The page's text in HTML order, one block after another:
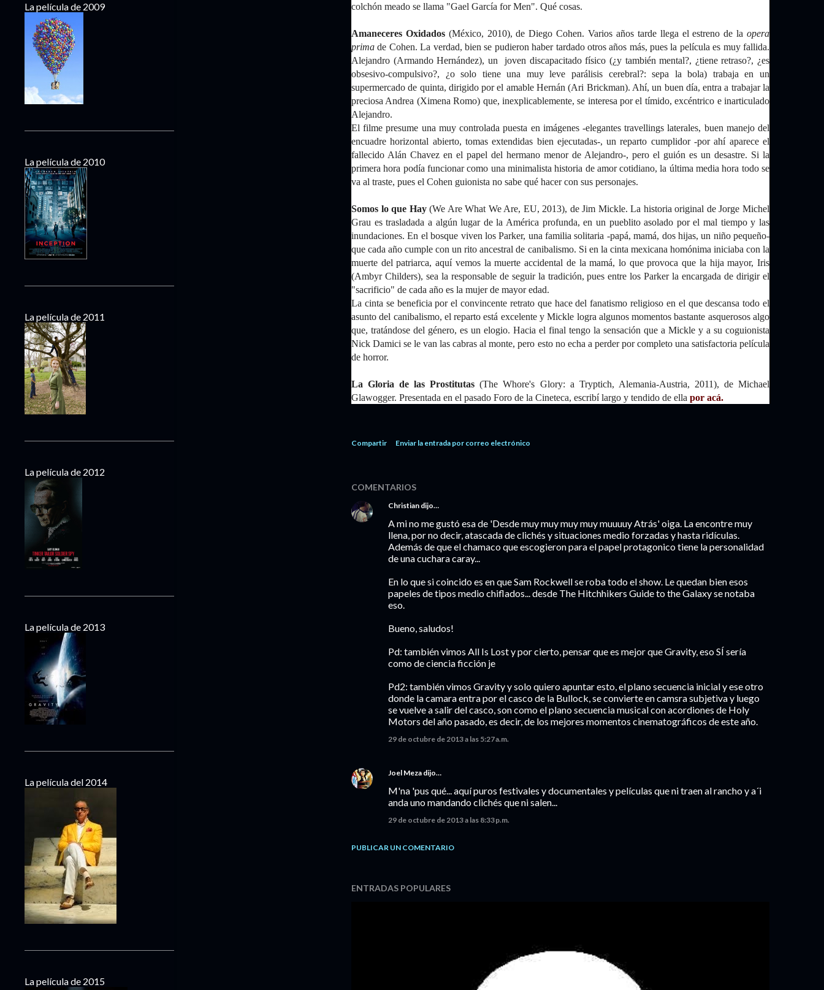
colchón meado se llama "Gael García for Men". Qué cosas.
Amaneceres Oxidados (México, 2010), de Diego Cohen. Varios años tarde llega el estreno de laopera
primade Cohen. La verdad, bien se pudieron haber tardado otros años más, pues la película es muy fallida.
Alejandro (Armando Hernández), un joven discapacitado físico (¿y también mental?, ¿tiene retraso?, ¿es
obsesivo-compulsivo?, ¿o solo tiene una muy leve parálisis cerebral?: sepa la bola) trabaja en un
supermercado de quinta, dirigido por el amable Hernán (Ari Brickman). Ahí, un buen día, entra a trabajar la
preciosa Andrea (Ximena Romo) que, inexplicablemente, se interesa por el tímido, excéntrico e inarticulado
Alejandro.
El filme presume una muy controlada puesta en imágenes -elegantes travellings laterales, buen manejo del
encuadre horizontal abierto, tomas extendidas bien ejecutadas-, un reparto cumplidor -por ahí aparece el
fallecido Alán Chavez en el papel del hermano menor de Alejandro-, pero el guión es un desastre. Si la
primera hora podía funcionar como una minimalista historia de amor cotidiano, la última media hora todo se
va al traste, pues el Cohen guionista no sabe qué hacer con sus personajes.
Somos lo que Hay(We Are What We Are, EU, 2013), de Jim Mickle. La historia original de Jorge Michel
Grau es trasladada a algún lugar de la América profunda, en un pueblito asolado por el mal tiempo y las
inundaciones. En el bosque viven los Parker, una familia solitaria -papá, mamá, dos hijas, un niño pequeño-
que cada año cumple con un rito ancestral de canibalismo. Si en la cinta mexicana homónima iniciaba con la
muerte del patriarca, aquí vemos la muerte accidental de la mamá, lo que provoca que la hija mayor, Iris
(Ambyr Childers), sea la responsable de seguir la tradición, pues entre los Parker la encargada de dirigir el
"sacrificio" de cada año es la mujer de mayor edad.
La cinta se beneficia por el convincente retrato que hace del fanatismo religioso en el que descansa todo el
asunto del canibalismo, el reparto está excelente y Mickle logra algunos momentos bastante asquerosos algo
que, tratándose del género, es un elogio. Hacia el final tengo la sensación que a Mickle y a su coguionista
Nick Damici se le van las cabras al monte, pero esto no echa a perder por completo una satisfactoria película
de horror.
La Gloria de las Prostitutas (The Whore's Glory: a Tryptich, Alemania-Austria, 2011), de Michael
Glawogger. Presentada en el pasado Foro de la Cineteca, escribí largo y tendido de ella por acá.
Compartir Enviar la entrada por correo electrónico
COMENTARIOS
Christian dijo…
A mi no me gustó esa de 'Desde muy muy muy muy muuuuy Atrás' oiga. La encontre muy
llena, por no decir, atascada de clichés y situaciones medio forzadas y hasta ridículas.
Además de que el chamaco que escogieron para el papel protagonico tiene la personalidad
de una cuchara caray...
En lo que si coincido es en que Sam Rockwell se roba todo el show. Le quedan bien esos
papeles de tipos medio chiflados... desde The Hitchhikers Guide to the Galaxy se notaba
eso.
Bueno, saludos!
Pd: también vimos All Is Lost y por cierto, pensar que es mejor que Gravity, eso SÍ sería
como de ciencia ficción je
Pd2: también vimos Gravity y solo quiero apuntar esto, el plano secuencia inicial y ese otro
donde la camara entra por el casco de la Bullock, se convierte en camsra subjetiva y luego
se vuelve a salir del casco, son como el plano secuencia musical con acordiones de Holy
Motors del año pasado, es decir, de los mejores momentos cinematográficos de este año.
29 de octubre de 2013 a las 5:27 a.m.
Joel Meza dijo…
M'na 'pus qué... aquí puros festivales y documentales y películas que ni traen al rancho y a´i
anda uno mandando clichés que ni salen...
29 de octubre de 2013 a las 8:33 p.m.
PUBLICAR UN COMENTARIO
ENTRADAS POPULARES
La película de 2009
La película de 2010
La película de 2011
La película de 2012
La película de 2013
La película del 2014
La película de 2015